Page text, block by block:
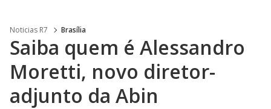
Noticias R7 Brasília
Saiba quem é Alessandro
Moretti, novo diretor-
adjunto da Abin